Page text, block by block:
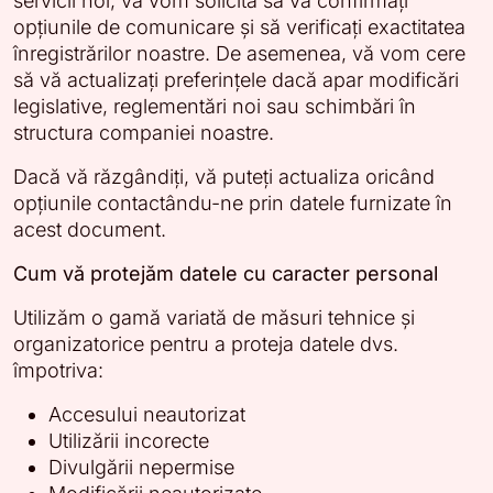
opțiunile de comunicare și să verificați exactitatea
înregistrărilor noastre. De asemenea, vă vom cere
să vă actualizați preferințele dacă apar modificări
legislative, reglementări noi sau schimbări în
structura companiei noastre.
Dacă vă răzgândiți, vă puteți actualiza oricând
opțiunile contactându-ne prin datele furnizate în
acest document.
Cum vă protejăm datele cu caracter personal
Utilizăm o gamă variată de măsuri tehnice și
organizatorice pentru a proteja datele dvs.
împotriva:
Accesului neautorizat
Utilizării incorecte
Divulgării nepermise